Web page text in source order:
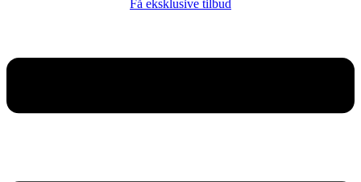
Få eksklusive tilbud